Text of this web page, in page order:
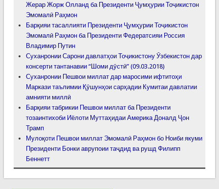
Жерар Жорж Олланд ба Президенти Ҷумҳурии Тоҷикистон
Эмомалӣ Раҳмон
Барқияи тасаллияти Президенти Ҷумҳурии Тоҷикистон
Эмомалӣ Раҳмон ба Президенти Федератсияи Россия
Владимир Путин
Суханронии Сарони давлатҳои Тоҷикистону Ӯзбекистон дар
консерти тантанавии “Шоми дӯстӣ” (09.03.2018)
Суханронии Пешвои миллат дар маросими ифтитоҳи
Маркази таълимии Қӯшунҳои сарҳадии Кумитаи давлатии
амнияти миллӣ
Барқияи табрикии Пешвои миллат ба Президенти
тозаинтихоби Иёлоти Муттаҳидаи Америка Доналд Ҷон
Трамп
Мулоқоти Пешвои миллат Эмомалӣ Раҳмон бо Ноиби якуми
Президенти Бонки аврупоии таҷдид ва рушд Филипп
Беннетт